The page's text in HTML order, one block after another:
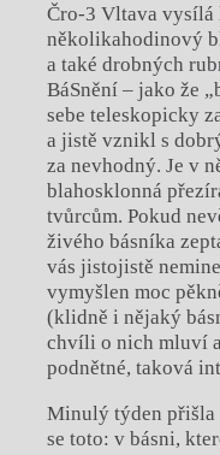
Čro-3 Vltava vysílá
několikahodinový
a také drobných
BáSnění – jako že
sebe teleskopicky
a jistě vznikl s
za nevhodný. Je v
blahosklonná
tvůrcům. Pokud
živého básníka
vás jistojistě
vymyšlen moc
(klidně i nějaký
chvíli o nich mluví
podnětné, taková
Minulý týden přišla
se toto: v básni,